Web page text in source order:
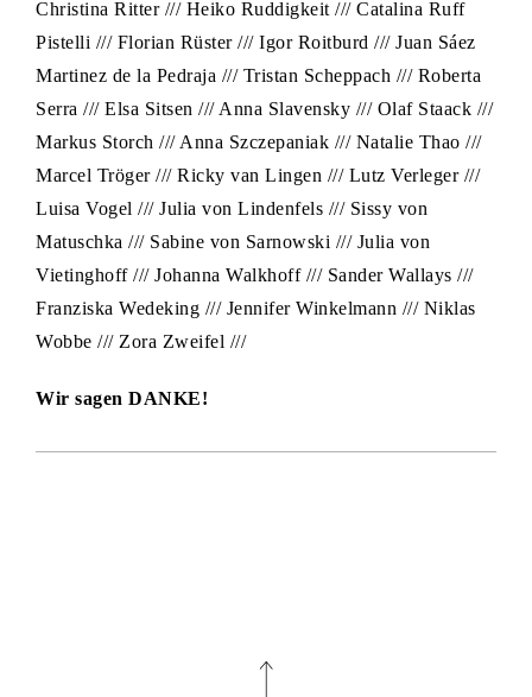
Christina Ritter /// Heiko Ruddigkeit /// Catalina Ruff
Pistelli /// Florian Rüster /// Igor Roitburd /// Juan Sáez
Martinez de la Pedraja /// Tristan Scheppach /// Roberta
Serra /// Elsa Sitsen /// Anna Slavensky /// Olaf Staack ///
Markus Storch /// Anna Szczepaniak /// Natalie Thao ///
Marcel Tröger /// Ricky van Lingen /// Lutz Verleger ///
Luisa Vogel /// Julia von Lindenfels /// Sissy von
Matuschka /// Sabine von Sarnowski /// Julia von
Vietinghoff /// Johanna Walkhoff /// Sander Wallays ///
Franziska Wedeking /// Jennifer Winkelmann /// Niklas
Wobbe /// Zora Zweifel ///
Wir sagen DANKE!